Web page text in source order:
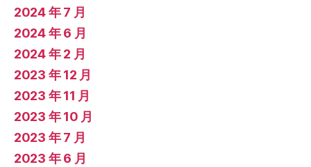
2024 年 7 月
2024 年 6 月
2024 年 2 月
2023 年 12 月
2023 年 11 月
2023 年 10 月
2023 年 7 月
2023 年 6 月